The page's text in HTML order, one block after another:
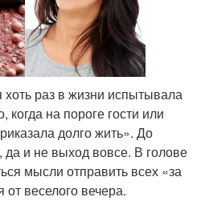
раз в жизни испытывала
на пороге гости или
долго жить». До
да и не выход вовсе. В голове
мысли отправить всех «за
от веселого вечера.